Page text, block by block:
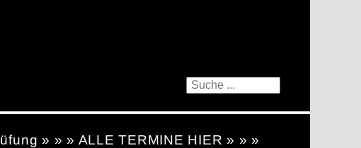
» » » ALLE TERMINE HIER » » »